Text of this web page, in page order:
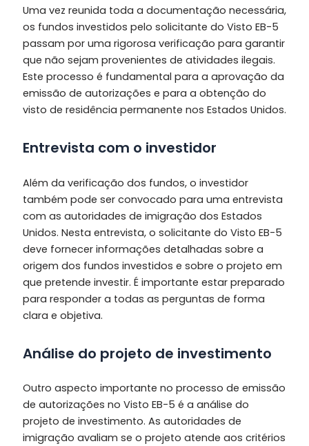
Uma vez reunida toda a documentação necessária,
os fundos investidos pelo solicitante do Visto EB-5
passam por uma rigorosa verificação para garantir
que não sejam provenientes de atividades ilegais.
Este processo é fundamental para a aprovação da
emissão de autorizações e para a obtenção do
visto de residência permanente nos Estados Unidos.
Entrevista com o investidor
Além da verificação dos fundos, o investidor
também pode ser convocado para uma entrevista
com as autoridades de imigração dos Estados
Unidos. Nesta entrevista, o solicitante do Visto EB-5
deve fornecer informações detalhadas sobre a
origem dos fundos investidos e sobre o projeto em
que pretende investir. É importante estar preparado
para responder a todas as perguntas de forma
clara e objetiva.
Análise do projeto de investimento
Outro aspecto importante no processo de emissão
de autorizações no Visto EB-5 é a análise do
projeto de investimento. As autoridades de
imigração avaliam se o projeto atende aos critérios